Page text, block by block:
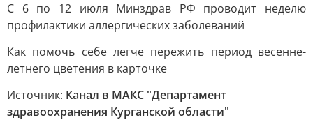
С 6 по 12 июля Минздрав РФ проводит неделю
профилактики аллергических заболеваний
Как помочь себе легче пережить период весенне-
летнего цветения в карточке
Источник: Канал в МАКС "Департамент
здравоохранения Курганской области"